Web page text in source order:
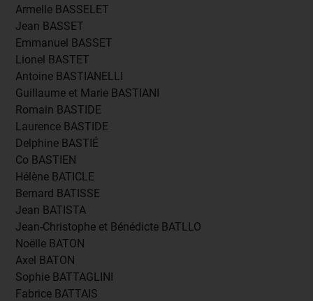
Armelle BASSELET
Jean BASSET
Emmanuel BASSET
Lionel BASTET
Antoine BASTIANELLI
Guillaume et Marie BASTIANI
Romain BASTIDE
Laurence BASTIDE
Delphine BASTIÉ
Co BASTIEN
Hélène BATICLE
Bernard BATISSE
Jean BATISTA
Jean-Christophe et Bénédicte BATLLO
Noëlle BATON
Axel BATON
Sophie BATTAGLINI
Fabrice BATTAIS